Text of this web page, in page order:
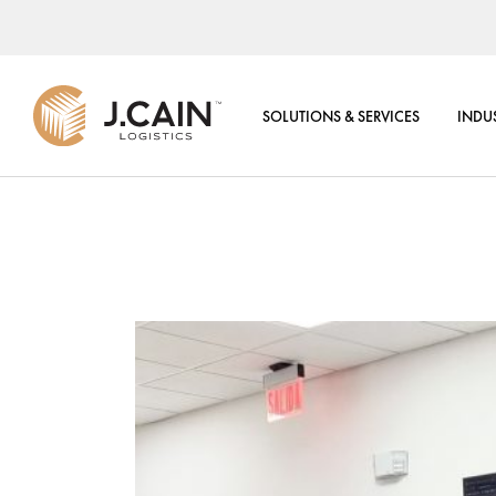
SOLUTIONS & SERVICES
ADDED VALUES
E-COMMERCE &
FULFILLMENT